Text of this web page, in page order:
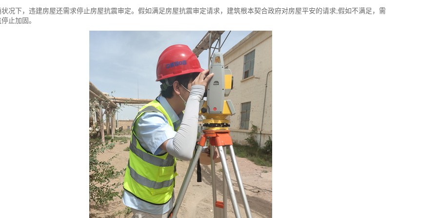
下，违建房屋还需求停止房屋抗震审定。假如满足房屋抗震审定请求，建筑根本契合政府对房屋平安的请求;假如不满足，需
止加固。